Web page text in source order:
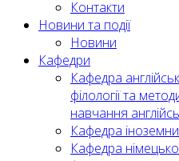
Контакти
Новини та події
Новини
Кафедри
Кафедра
філології та
навчання
Кафедра
Кафедра